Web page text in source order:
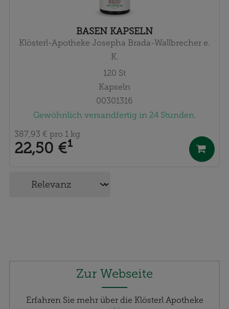
BASEN KAPSELN
Klösterl-Apotheke Josepha Brada-Wallbrecher e.
K.
120 St
Kapseln
00301316
Gewöhnlich versandfertig in 24 Stunden.
22,50 €¹
387,93 € pro 1 kg
Zur Webseite
Erfahren Sie mehr über die Klösterl Apotheke